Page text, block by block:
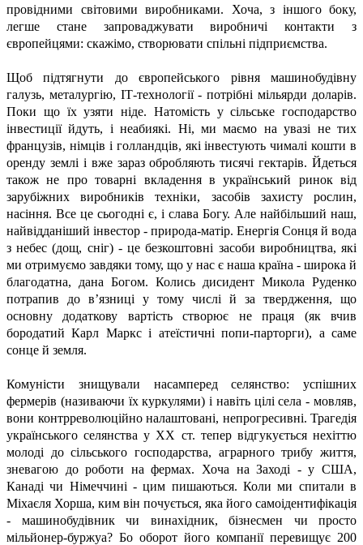
провідними світовими виробниками. Хоча, з іншого боку,
легше стане запроваджувати виробничі контакти з
європейцями: скажімо, створювати спільні підприємства.
Щоб підтягнути до європейського рівня машинобудівну
галузь, металургію, ІТ-технології - потрібні мільярди доларів.
Поки що їх узяти ніде. Натомість у сільське господарство
інвестиції йдуть, і неабиякі. Ні, ми маємо на увазі не тих
французів, німців і голландців, які інвестують чималі кошти в
оренду землі і вже зараз обробляють тисячі гектарів. Йдеться
також не про товарні вкладення в український ринок від
зарубіжних виробників техніки, засобів захисту рослин,
насіння. Все це сьогодні є, і слава Богу. Але найбільший наш,
найвідданіший інвестор - природа-матір. Енергія Сонця й вода
з небес (дощ, сніг) - це безкоштовні засоби виробництва, які
ми отримуємо завдяки тому, що у нас є наша країна - широка й
благодатна, дана Богом. Колись дисидент Микола Руденко
потрапив до в’язниці у тому числі й за твердження, що
основну додаткову вартість створює не праця (як вчив
бородатий Карл Маркс і атеїстичні попи-парторги), а саме
сонце й земля.
Комуністи знищували насамперед селянство: успішних
фермерів (називаючи їх куркулями) і навіть цілі села - мовляв,
вони контрреволюційно налаштовані, непрогресивні. Трагедія
українського селянства у ХХ ст. тепер відгукується нехіттю
молоді до сільського господарства, аграрного трибу життя,
зневагою до роботи на фермах. Хоча на Заході - у США,
Канаді чи Німеччині - цим пишаються. Коли ми спитали в
Міхаєля Хорша, ким він почується, яка його самоідентифікація
- машинобудівник чи винахідник, бізнесмен чи просто
мільйонер-буржуа? Бо оборот його компанії перевищує 200